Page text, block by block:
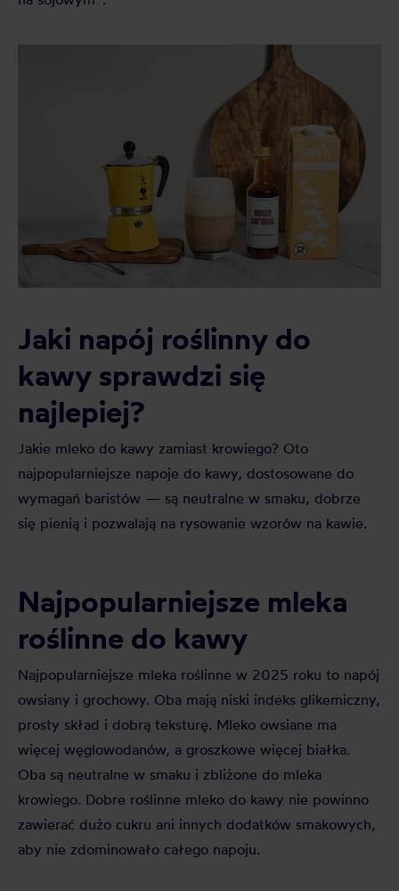
Jaki napój roślinny do
kawy sprawdzi się
najlepiej?
Jakie mleko do kawy zamiast krowiego? Oto
najpopularniejsze napoje do kawy, dostosowane do
wymagań baristów — są neutralne w smaku, dobrze
się pienią i pozwalają na rysowanie wzorów na kawie.
Najpopularniejsze mleka
roślinne do kawy
Najpopularniejsze mleka roślinne w 2025 roku to napój
owsiany i grochowy. Oba mają niski indeks glikemiczny,
prosty skład i dobrą teksturę. Mleko owsiane ma
więcej węglowodanów, a groszkowe więcej białka.
Oba są neutralne w smaku i zbliżone do mleka
krowiego. Dobre roślinne mleko do kawy nie powinno
zawierać dużo cukru ani innych dodatków smakowych,
aby nie zdominowało całego napoju.